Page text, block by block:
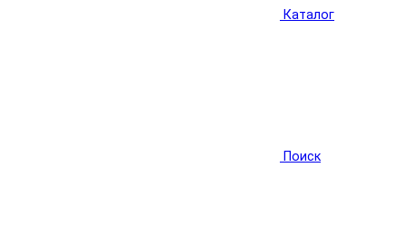
Каталог
Поиск